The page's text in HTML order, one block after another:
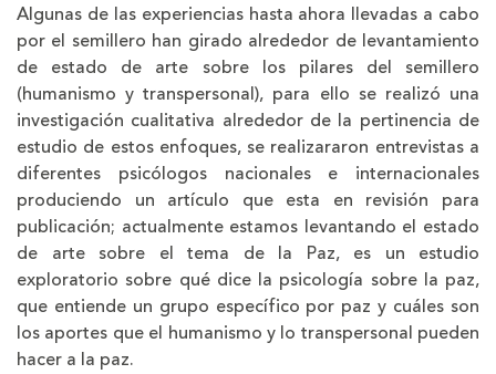
Algunas de las experiencias hasta ahora llevadas a cabo
por el semillero han girado alrededor de levantamiento
de estado de arte sobre los pilares del semillero
(humanismo y transpersonal), para ello se realizó una
investigación cualitativa alrededor de la pertinencia de
estudio de estos enfoques, se realizararon entrevistas a
diferentes psicólogos nacionales e internacionales
produciendo un artículo que esta en revisión para
publicación; actualmente estamos levantando el estado
de arte sobre el tema de la Paz, es un estudio
exploratorio sobre qué dice la psicología sobre la paz,
que entiende un grupo específico por paz y cuáles son
los aportes que el humanismo y lo transpersonal pueden
hacer a la paz.